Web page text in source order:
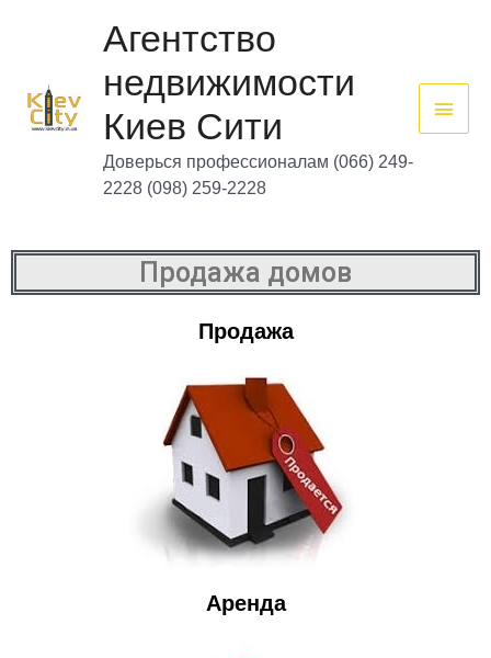
Агентство
недвижимости
Киев Сити
Доверься профессионалам (066) 249-
2228 (098) 259-2228
Продажа домов
Продажа
Аренда